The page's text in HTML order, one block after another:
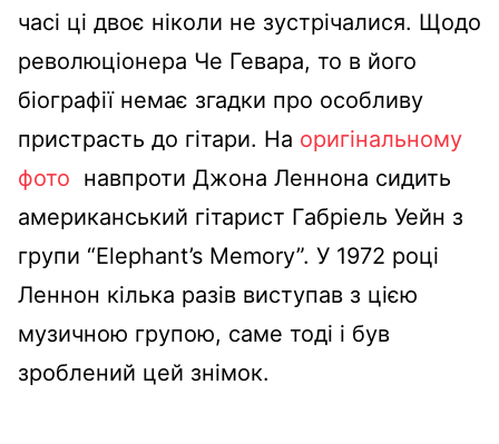
часі ці двоє ніколи не зустрічалися. Щодо
революціонера Че Гевара, то в його
біографії немає згадки про особливу
пристрасть до гітари. На оригінальному
фото навпроти Джона Леннона сидить
американський гітарист Габріель Уейн з
групи “Elephant’s Memory”. У 1972 році
Леннон кілька разів виступав з цією
музичною групою, саме тоді і був
зроблений цей знімок.